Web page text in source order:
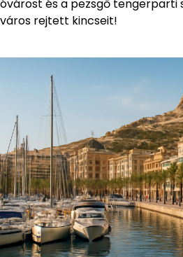
óvárost és a pezsgő tengerparti
város rejtett kincseit!